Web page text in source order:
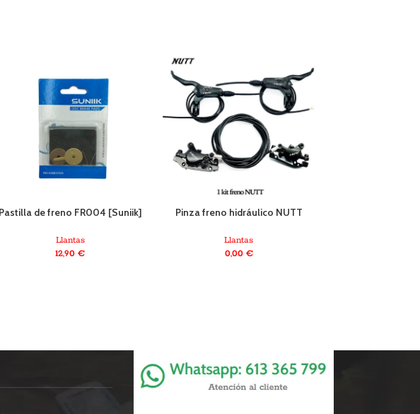
Pastilla de freno FR004 [Suniik]
Llantas
12,90€
Pinza freno hidráulico NUTT
Llantas
0,00 €